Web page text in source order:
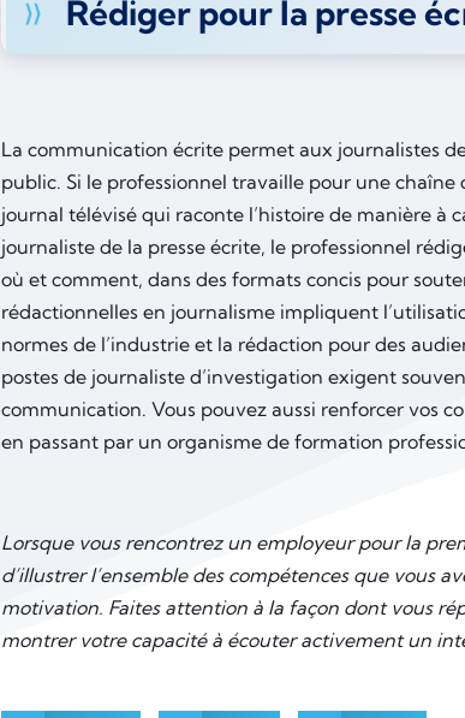
Rédiger pour la presse
La communication écrite permet aux journalistes
public. Si le professionnel travaille pour une
journal télévisé qui raconte l’histoire de manière à
journaliste de la presse écrite, le professionnel
où et comment, dans des formats concis pour
rédactionnelles en journalisme impliquent
normes de l’industrie et la rédaction pour des
postes de journaliste d’investigation exigent
communication. Vous pouvez aussi renforcer vos
en passant par un organisme de formation
Lorsque vous rencontrez un employeur pour la
d’illustrer l’ensemble des compétences que vous
motivation. Faites attention à la façon dont vous
montrer votre capacité à écouter activement un